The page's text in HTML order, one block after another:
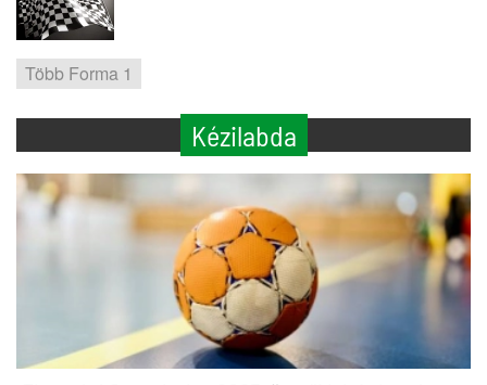
Több Forma 1
Kézilabda